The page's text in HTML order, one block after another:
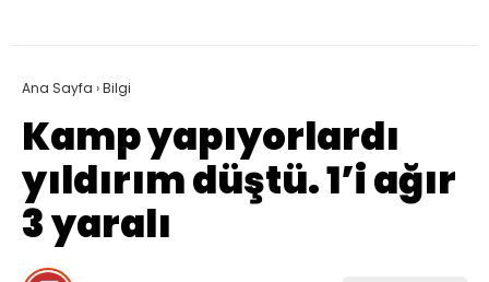
Ana Sayfa ›Bilgi
Kamp yapıyorlardı
yıldırım düştü. 1’i ağır
3 yaralı